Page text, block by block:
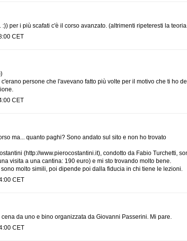
per i più scafati c'è il corso avanzato. (altrimenti ripeteresti la
CET
persone che l'avevano fatto più volte per il motivo che ti ho
CET
ma... quanto paghi? Sono andato sul sito e non ho trovato
(http://www.pierocostantini.it), condotto da Fabio Turchetti,
visita a una cantina: 190 euro) e mi sto trovando molto bene.
molto simili, poi dipende poi dalla fiducia in chi tiene le lezioni.
CET
da uno e bino organizzata da Giovanni Passerini. Mi pare.
CET